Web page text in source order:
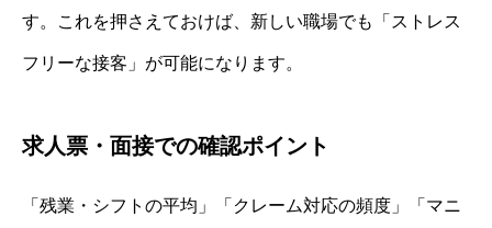
す。これを押さえておけば、新しい職場でも「ストレス
フリーな接客」が可能になります。
求人票・面接での確認ポイント
「残業・シフトの平均」「クレーム対応の頻度」「マニ